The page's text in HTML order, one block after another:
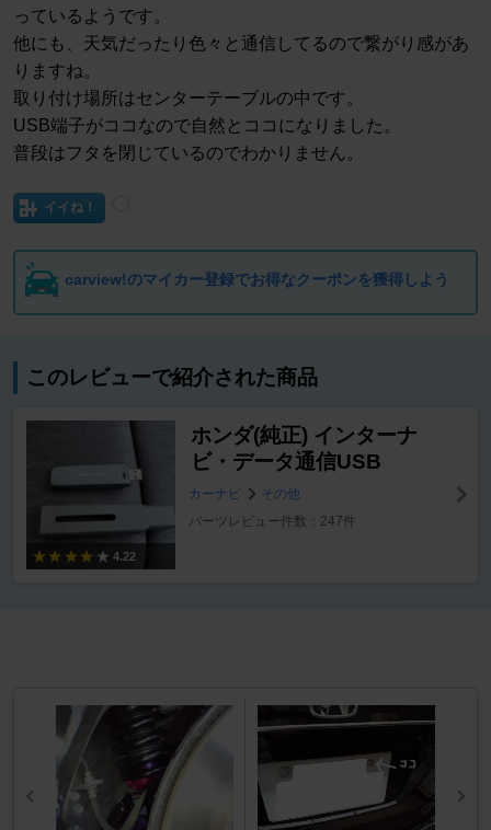
っているようです。
他にも、天気だったり色々と通信してるので繋がり感があ
りますね。
取り付け場所はセンターテーブルの中です。
USB端子がココなので自然とココになりました。
普段はフタを閉じているのでわかりません。
イイね！
carview!のマイカー登録でお得なクーポンを獲得しよう
このレビューで紹介された商品
4.22
ホンダ(純正) インターナ
ビ・データ通信USB
カーナビ
その他
パーツレビュー件数：247件